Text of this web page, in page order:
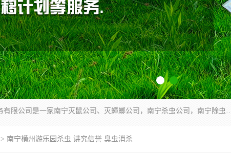
广西亿之豪有害生物防治服务有限公司是一家南宁灭鼠公司、灭蟑螂公司，南宁杀虫公司，南宁除虫公司，南宁灭跳蚤公司，南宁灭白蚁公司，南宁除四害公司,
> 南宁横州游乐园杀虫 讲究信誉 臭虫消杀